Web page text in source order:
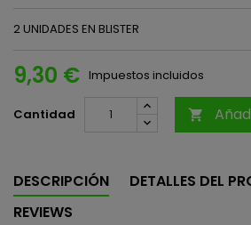
2 UNIDADES EN BLISTER
9,30 € Impuestos incluidos
Cantidad 
DESCRIPCIÓN
DETALLES DEL
REVIEWS